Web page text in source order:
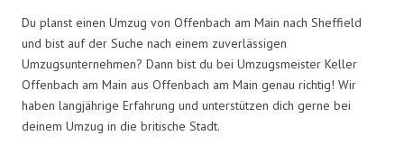
Du planst einen Umzug von Offenbach am Main nach Sheffield
und bist auf der Suche nach einem zuverlässigen
Umzugsunternehmen? Dann bist du bei Umzugsmeister Keller
Offenbach am Main aus Offenbach am Main genau richtig! Wir
haben langjährige Erfahrung und unterstützen dich gerne bei
deinem Umzug in die britische Stadt.